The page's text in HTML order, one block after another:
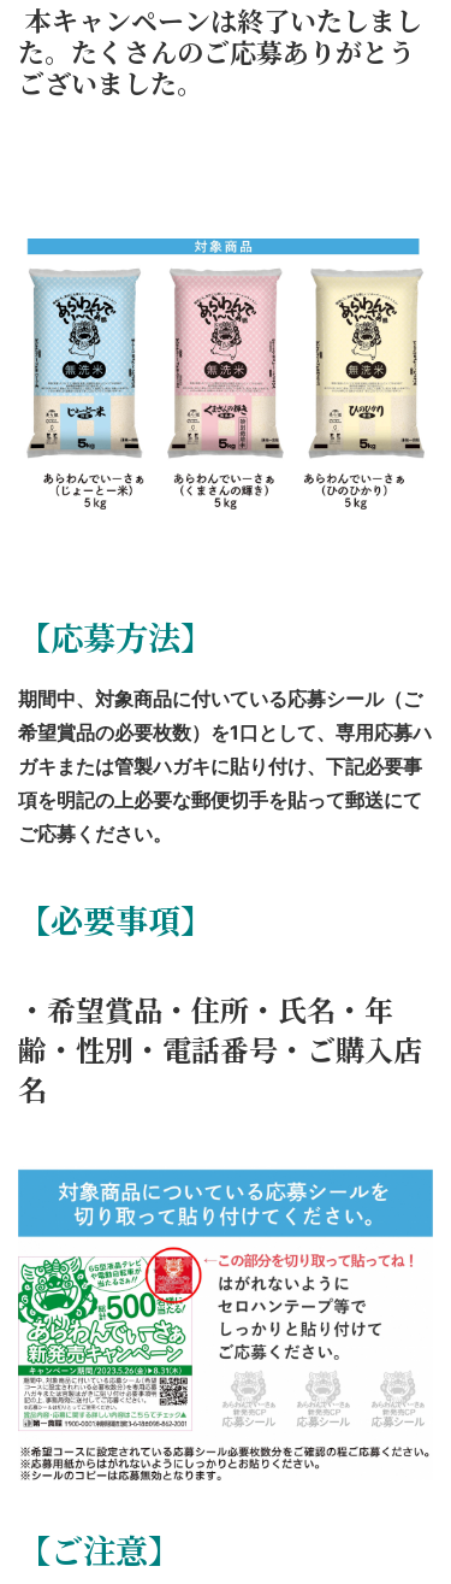
本キャンペーンは終了いたしまし
た。たくさんのご応募ありがとう
ございました。
【応募方法】
期間中、対象商品に付いている応募シール（ご
希望賞品の必要枚数）を1口として、専用応募ハ
ガキまたは管製ハガキに貼り付け、下記必要事
項を明記の上必要な郵便切手を貼って郵送にて
ご応募ください。
【必要事項】
・希望賞品・住所・氏名・年
齢・性別・電話番号・ご購入店
名
【ご注意】